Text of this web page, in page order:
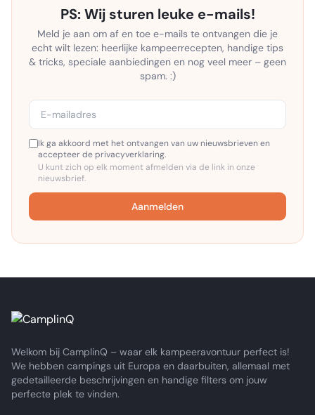
PS: Wij sturen leuke e-mails!
Meld je aan om af en toe e-mails te ontvangen die je
echt wilt lezen: heerlijke kampeerrecepten, handige tips
& tricks, speciale aanbiedingen en nog veel meer – geen
spam. :)
Ik ga akkoord met het ontvangen van uw nieuwsbrieven en
accepteer de privacyverklaring.
U kunt zich op elk moment afmelden via de link in onze
nieuwsbrief.
Aanmelden
Welkom bij CamplinQ – waar elk kampeeravontuur perfect is!
We hebben campings uit Europa en daarbuiten, allemaal met
gedetailleerde beschrijvingen en handige filters om jouw
perfecte plek te vinden.